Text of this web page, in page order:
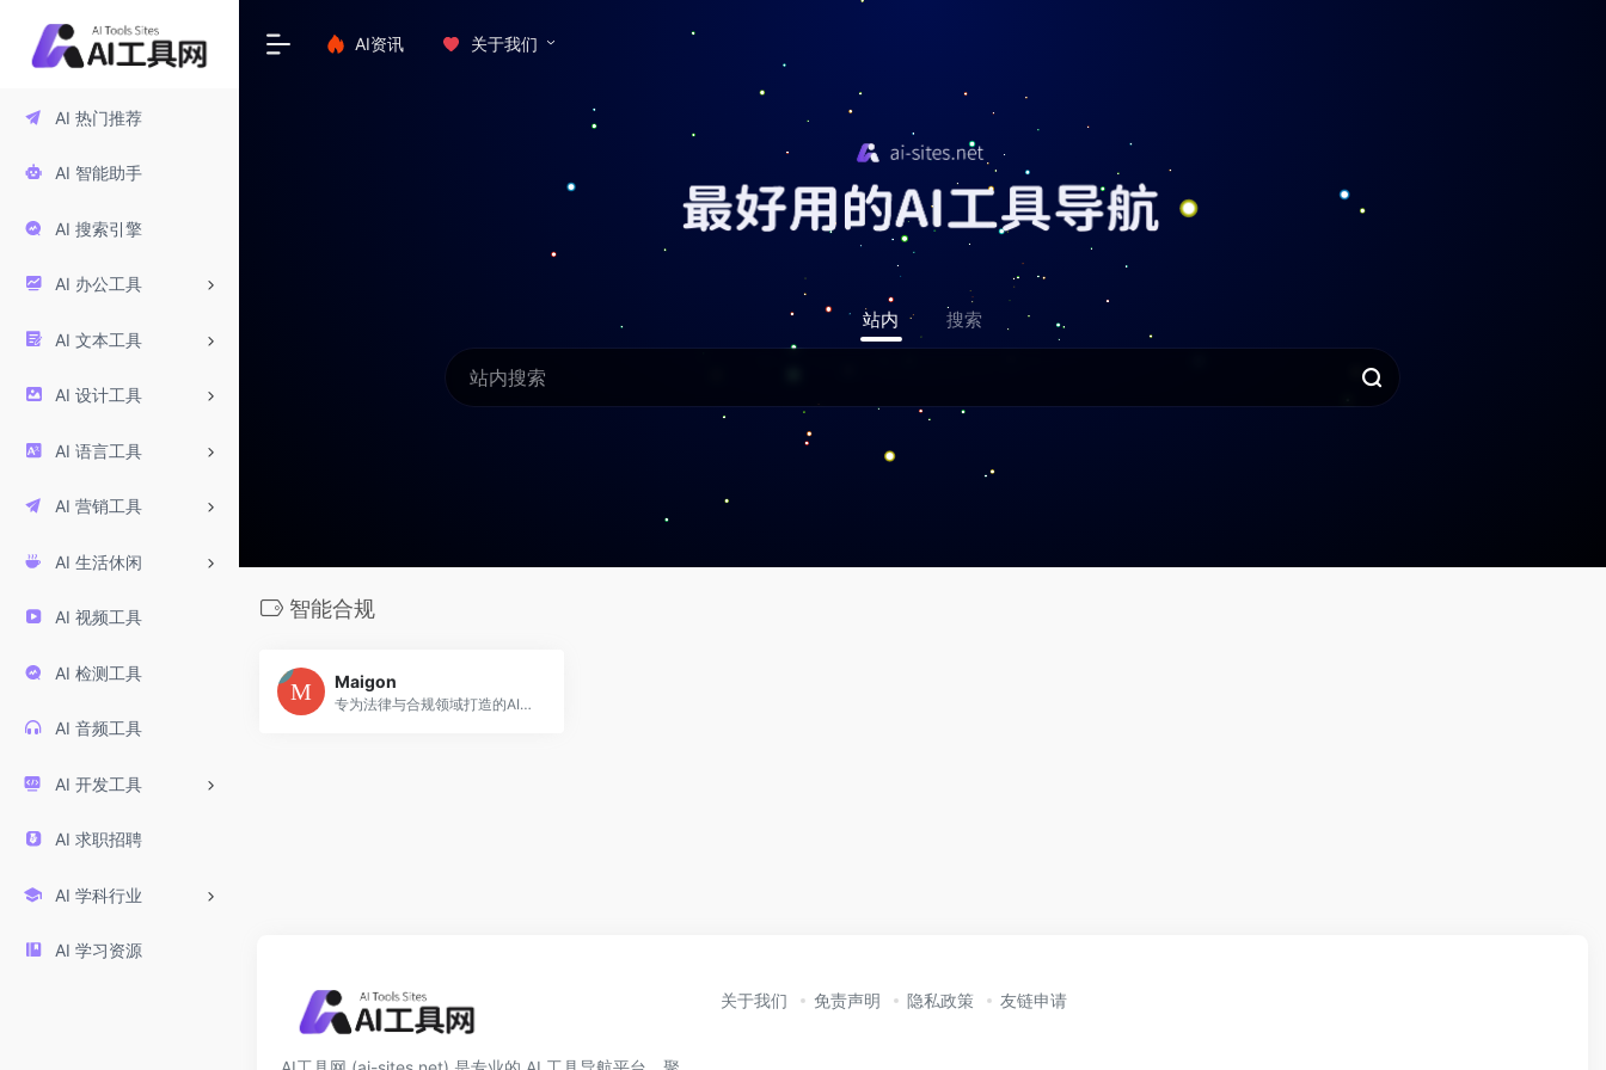
AI 热门推荐
AI 智能助手
AI 搜索引擎
AI 办公工具
AI 文本工具
AI 设计工具
AI 语言工具
AI 营销工具
AI 生活休闲
AI 视频工具
AI 检测工具
AI 音频工具
AI 开发工具
AI 求职招聘
AI 学科行业
AI 学习资源
AI资讯 关于我们
站内 搜索
智能合规
Maigon
专为法律与合规领域打造的AI工具，提供合同审查、风险识别与条款分析功能，帮助律师和企业快速提高文档处理效率。
关于我们 免责声明 隐私政策 友链申请